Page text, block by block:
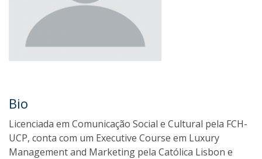
Bio
Licenciada em Comunicação Social e Cultural pela FCH-
UCP, conta com um Executive Course em Luxury
Management and Marketing pela Católica Lisbon e